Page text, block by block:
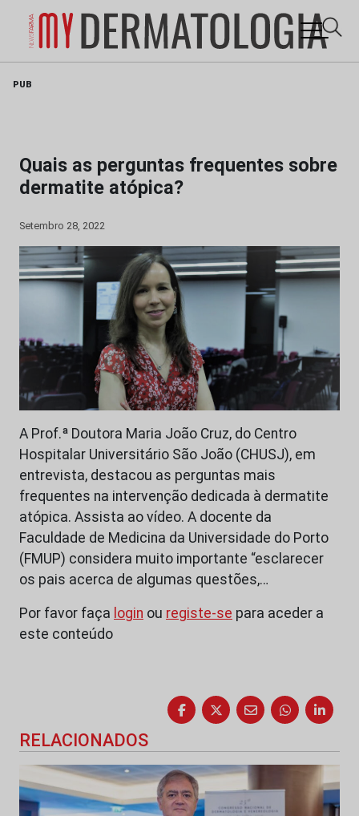
PUB
Quais as perguntas frequentes sobre
dermatite atópica?
Setembro 28, 2022
A Prof.ª Doutora Maria João Cruz, do Centro
Hospitalar Universitário São João (CHUSJ), em
entrevista, destacou as perguntas mais
frequentes na intervenção dedicada à dermatite
atópica. Assista ao vídeo. A docente da
Faculdade de Medicina da Universidade do Porto
(FMUP) considera muito importante “esclarecer
os pais acerca de algumas questões,…
Por favor faça login ou registe-se para aceder a
este conteúdo
RELACIONADOS